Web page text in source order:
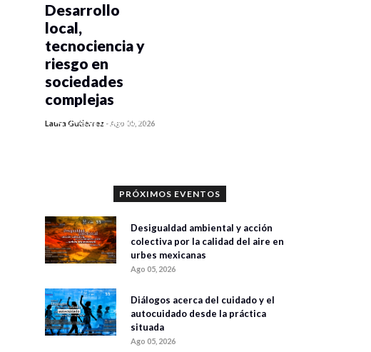
0 veces compartido
Desarrollo
local,
tecnociencia y
riesgo en
sociedades
complejas
Laura Gutiérrez -Ago 05, 2026
PRÓXIMOS EVENTOS
Desigualdad ambiental y acción
colectiva por la calidad del aire en
urbes mexicanas
Ago 05, 2026
Diálogos acerca del cuidado y el
autocuidado desde la práctica
situada
Ago 05, 2026